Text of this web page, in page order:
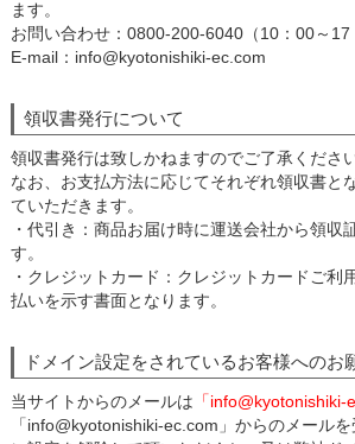
ます。
お問い合わせ：0800-200-6040（10：00～17
E-mail：info@kyotonishiki-ec.com
領収書発行について
領収書発行は致しかねますのでご了承ください
なお、お支払方法に応じてそれぞれ領収書と
ていただきます。
・代引き：商品お届け時に運送会社から領収
す。
・クレジットカード：クレジットカードご利
払いを示す書面となります。
ドメイン設定をされているお客様へのお
当サイトからのメールは 「info@kyotonishiki-
「info@kyotonishiki-ec.com」からのメール